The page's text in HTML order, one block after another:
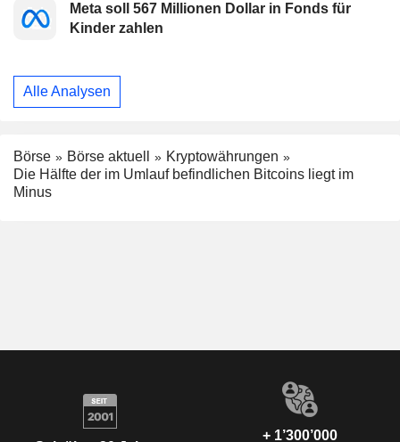
Meta soll 567 Millionen Dollar in Fonds für
Kinder zahlen
Alle Analysen
Börse Börse aktuell
Kryptowährungen
Die Hälfte der im Umlauf befindlichen Bitcoins liegt im
Minus
+ 1’300’000